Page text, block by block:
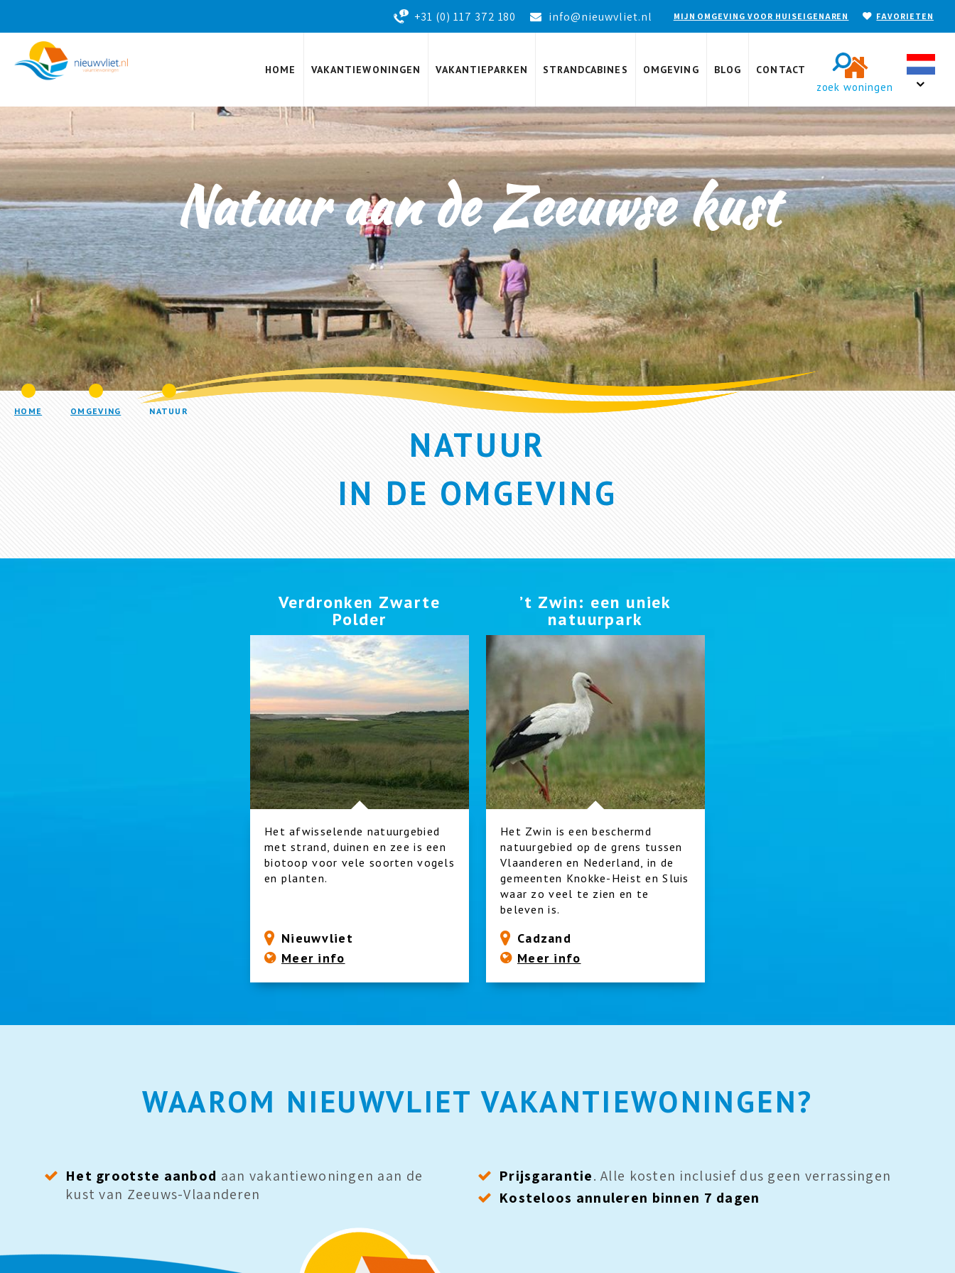
+31 (0) 117 372 180 info@nieuwvliet.nl MIJN OMGEVING VOOR HUISEIGENAREN FAVORIETEN
HOME VAKANTIEWONINGEN VAKANTIEPARKEN STRANDCABINES OMGEVING BLOG CONTACT
zoek woningen
Natuur aan de Zeeuwse kust
HOME OMGEVING NATUUR
NATUUR
IN DE OMGEVING
Verdronken Zwarte
Polder
Het afwisselende natuurgebied
met strand, duinen en zee is een
biotoop voor vele soorten vogels
en planten.
Nieuwvliet
Meer info
’t Zwin: een uniek
natuurpark
Het Zwin is een beschermd
natuurgebied op de grens tussen
Vlaanderen en Nederland, in de
gemeenten Knokke-Heist en Sluis
waar zo veel te zien en te
beleven is.
Cadzand
Meer info
WAAROM NIEUWVLIET VAKANTIEWONINGEN?
Het grootste aanbod aan vakantiewoningen aan de
kust van Zeeuws-Vlaanderen
Prijsgarantie. Alle kosten inclusief dus geen verrassingen
Kosteloos annuleren binnen 7 dagen